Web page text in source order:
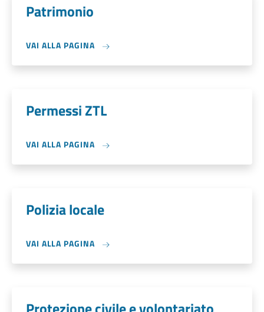
Patrimonio
VAI ALLA PAGINA
Permessi ZTL
VAI ALLA PAGINA
Polizia locale
VAI ALLA PAGINA